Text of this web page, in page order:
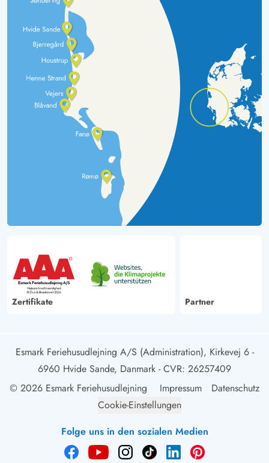
Zertifikate Partner
Esmark Feriehusudlejning A/S (Administration), Kirkevej 6 -
6960 Hvide Sande, Danmark - CVR: 26257409
© 2026 Esmark Feriehusudlejning
Impressum
Datenschutz
Cookie-Einstellungen
Folge uns in den sozialen Medien